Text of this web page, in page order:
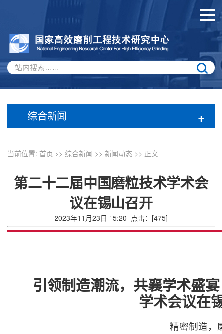
综合新闻 +
当前位置: 首页 >> 综合新闻 >> 新闻动态 >> 正文
第二十二届中国磨粒技术学术会
议在锡山召开
2023年11月23日 15:20 点击：[475]
引领制造潮流，共襄学术盛
学术会议在
精密制造，